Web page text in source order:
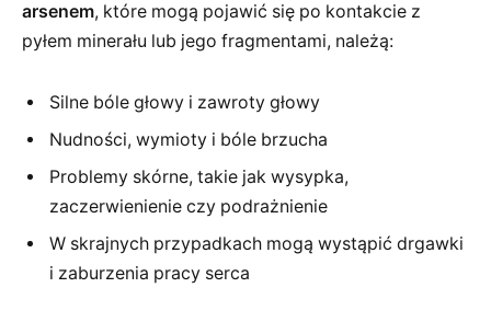
arsenem, które mogą pojawić się po kontakcie z
pyłem minerału lub jego fragmentami, należą:
Silne bóle głowy i zawroty głowy
Nudności, wymioty i bóle brzucha
Problemy skórne, takie jak wysypka,
zaczerwienienie czy podrażnienie
W skrajnych przypadkach mogą wystąpić drgawki
i zaburzenia pracy serca